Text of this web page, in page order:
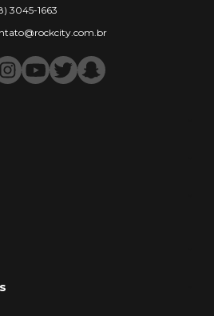
3045-1663